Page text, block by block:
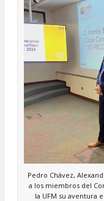
Pedro Chávez,
a los miembros del
la UFM su aventura